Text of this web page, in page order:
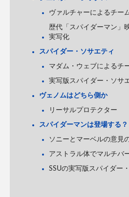
ヴァルチャーによるチー
歴代「スパイダーマン」
実写化
スパイダー・ソサエティ
マダム・ウェブによるチ
実写版スパイダー・ソサ
ヴェノムはどちら側か
リーサルプロテクター
スパイダーマンは登場する？
ソニーとマーベルの意見
アストラル体でマルチバ
SSUの実写版スパイダー